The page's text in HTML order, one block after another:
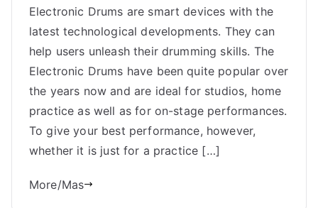
Electronic Drums are smart devices with the
latest technological developments. They can
help users unleash their drumming skills. The
Electronic Drums have been quite popular over
the years now and are ideal for studios, home
practice as well as for on-stage performances.
To give your best performance, however,
whether it is just for a practice […]
More/Mas